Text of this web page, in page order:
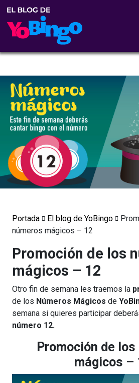
Portada El blog de YoBingo
números mágicos – 12
Promoción de los
mágicos – 12
Otro fin de semana les traemos la
de los Números Mágicos de
semana si quieres participar
número 12.
Promoción de
mágicos –